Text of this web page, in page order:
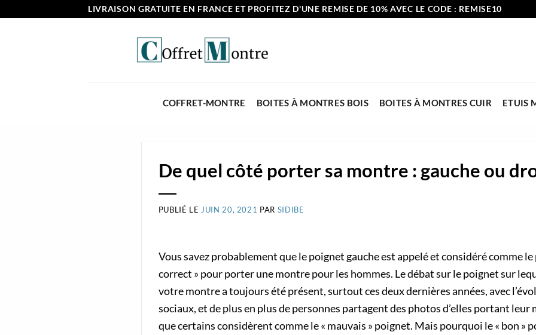
LIVRAISON GRATUITE EN FRANCE ET PROFITEZ D'UNE REMISE DE 10% AVEC LE CODE : REMISE10
COFFRET-MONTRE BOITES À MONTRES BOIS BOITES À MONTRES CUIR ETUIS
De quel côté porter sa montre : gauche ou
PUBLIÉ LEJUIN 20, 2021 PAR SIDIBE
Vous savez probablement que le poignet gauche est appelé et considéré comme
correct » pour porter une montre pour les hommes. Le débat sur le poignet sur
votre montre a toujours été présent, surtout ces deux dernières années, avec
sociaux, et de plus en plus de personnes partagent des photos d’elles portant leur
que certains considèrent comme le « mauvais » poignet. Mais pourquoi le « bon »